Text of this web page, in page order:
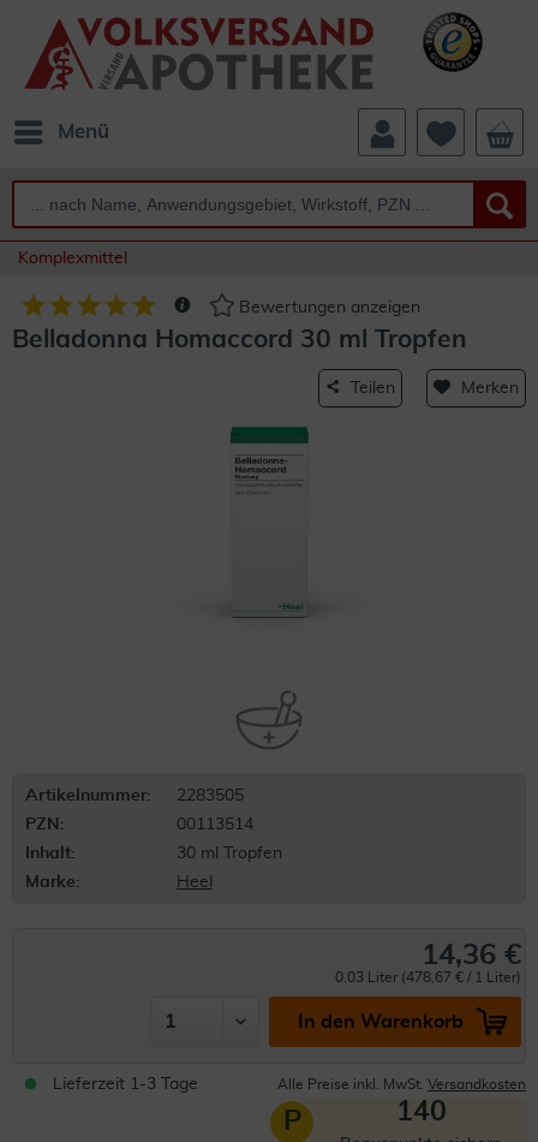
Menü
Komplexmittel
Bewertungen anzeigen
Belladonna Homaccord 30 ml Tropfen
Teilen Merken
Artikelnummer:
2283505
PZN:
00113514
Inhalt:
30 ml Tropfen
Marke:
Heel
14,36 €
0.03 Liter (478,67 € / 1 Liter)
In den Warenkorb
Lieferzeit 1-3 Tage Alle Preise inkl. MwSt. Versandkosten
P 140